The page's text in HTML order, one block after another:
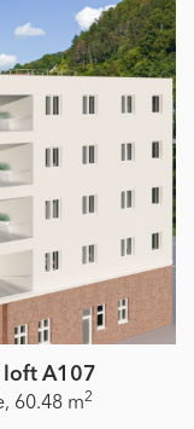
loft A107
60.48 m2